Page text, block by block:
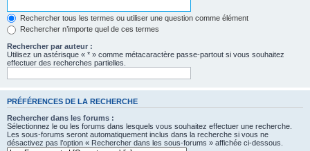
Rechercher tous les termes ou utiliser une question comme élément
Rechercher n’importe quel de ces termes
Rechercher par auteur :
Utilisez un astérisque « * » comme métacaractère passe-partout si vous souhaitez
effectuer des recherches partielles.
PRÉFÉRENCES DE LA RECHERCHE
Rechercher dans les forums :
Sélectionnez le ou les forums dans lesquels vous souhaitez effectuer une recherche.
Les sous-forums seront automatiquement inclus dans la recherche si vous ne
désactivez pas l’option « Rechercher dans les sous-forums » affichée ci-dessous.